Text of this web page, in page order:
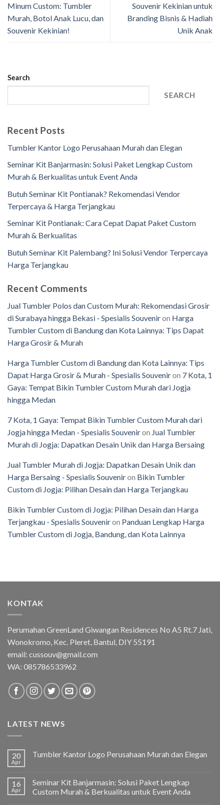
Minum Custom: Tumbler
Murah, Botol Anak Lucu, dan
Souvenir Kekinian!
Souvenir Kekinian untuk
Branding Bisnis & Hadiah
Unik Anak
Search
SEARCH
Recent Posts
Tumbler Kantor Logo Perusahaan Murah dan Elegan
Seminar Kit Banjarmasin: Solusi Paket Lengkap Custom
Murah & Berkualitas untuk Event Anda
Butuh Seminar Kit Pontianak? Rekomendasi Vendor
Terpercaya & Harga Terjangkau
Seminar Kit Pontianak: Cara Cepat Dapat Paket Custom
Murah & Berkualitas
Butuh Seminar Kit Palembang? Ini Solusi Vendor Terpercaya
Harga Terjangkau
Recent Comments
Jual Tumbler Polos dan Custom Murah: Rekomendasi Grosir
di Surabaya hingga Bekasi - Spesialis Souveniron Harga
Tumbler Custom di Bandung dan Kota Lainnya: Tips Dapat
Harga Grosir & Murah
Harga Tumbler Custom di Bandung dan Kota Lainnya: Tips
Dapat Harga Grosir & Murah - Spesialis Souveniron 7 Kota, 1
Gaya: Tempat Bikin Tumbler Custom Murah dari Jogja
hingga Medan
7 Kota, 1 Gaya: Tempat Bikin Tumbler Custom Murah dari
Jogja hingga Medan - Spesialis Souveniron Jual Tumbler
Murah di Jogja: Dapatkan Desain Unik dan Harga Bersaing
Jual Tumbler Murah di Jogja: Dapatkan Desain Unik dan
Harga Bersaing - Spesialis Souveniron Bikin Tumbler
Custom di Jogja: Pilihan Desain dan Harga Terjangkau
Bikin Tumbler Custom di Jogja: Pilihan Desain dan Harga
Terjangkau - Spesialis Souveniron Panduan Lengkap Harga
Tumbler Custom di Jogja, Bandung, dan Kota Lainnya
KONTAK
Perumahan GreenLand Giwangan Residences No A5 Rt.7 Jati,
Wonokromo, Kec. Pleret, Bantul, DIY 55191
email: cussouv@gmail.com
WA: 085786533962
LATEST NEWS
20
Apr
Tumbler Kantor Logo Perusahaan Murah dan Elegan
16
Apr
Seminar Kit Banjarmasin: Solusi Paket Lengkap
Custom Murah & Berkualitas untuk Event Anda